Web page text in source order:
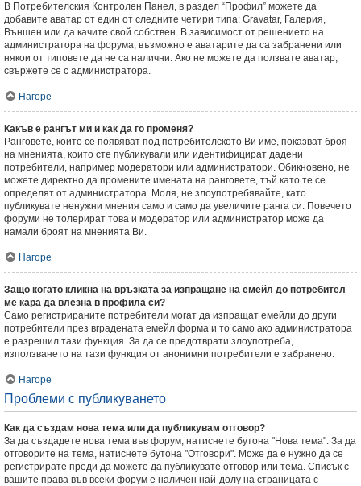
В Потребителския Контролен Панел, в раздел “Профил” можете да
добавите аватар от един от следните четири типа: Gravatar, Галерия,
Външен или да качите свой собствен. В зависимост от решението на
администратора на форума, възможно е аватарите да са забранени или
някои от типовете да не са налични. Ако не можете да ползвате аватар,
свържете се с администратора.
Нагоре
Какъв е рангът ми и как да го променя?
Ранговете, които се появяват под потребителското Ви име, показват броя
на мненията, които сте публикували или идентифицират дадени
потребители, например модератори или администратори. Обикновено, не
можете директно да промените имената на ранговете, тъй като те се
определят от администратора. Моля, не злоупотребявайте, като
публикувате ненужни мнения само и само да увеличите ранга си. Повечето
форуми не толерират това и модератор или администратор може да
намали броят на мненията Ви.
Нагоре
Защо когато кликна на връзката за изпращане на емейл до потребител
ме кара да влезна в профила си?
Само регистрираните потребители могат да изпращат емейли до други
потребители през вградената емейл форма и то само ако администратора
е разрешил тази функция. За да се предотврати злоупотреба,
използването на тази функция от анонимни потребители е забранено.
Нагоре
Проблеми с публикуването
Как да създам нова тема или да публикувам отговор?
За да създадете нова тема във форум, натиснете бутона "Нова тема". За да
отговорите на тема, натиснете бутона "Отговори". Може да е нужно да се
регистрирате преди да можете да публикувате отговор или тема. Списък с
вашите права във всеки форум е наличен най-долу на страницата с